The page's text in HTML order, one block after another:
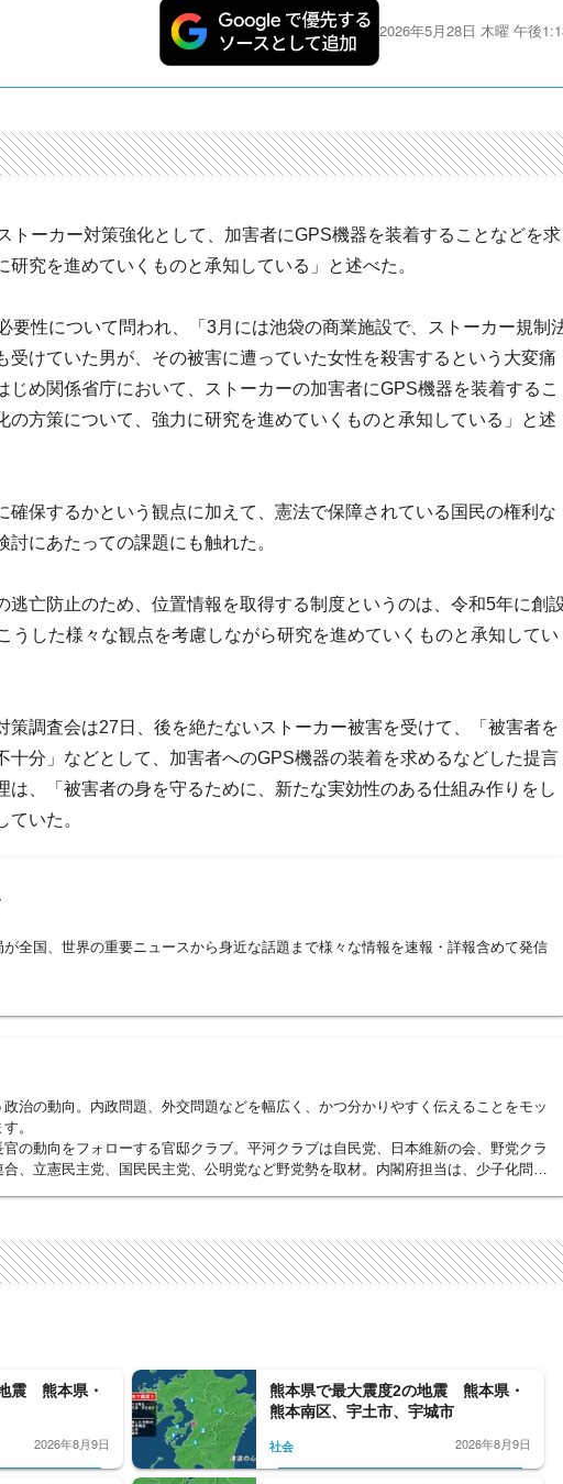
2026年5月28日 木曜 午後
トーカー対策強化として、加害者にGPS機器を装着することなどを求
究を進めていくものと承知している」と述べた。
要性について問われ、「3月には池袋の商業施設で、ストーカー規制
受けていた男が、その被害に遭っていた女性を殺害するという大変痛
じめ関係省庁において、ストーカーの加害者にGPS機器を装着するこ
の方策について、強力に研究を進めていくものと承知している」と述
確保するかという観点に加えて、憲法で保障されている国民の権利な
にあたっての課題にも触れた。
逃亡防止のため、位置情報を取得する制度というのは、令和5年に創
うした様々な観点を考慮しながら研究を進めていくものと承知してい
策調査会は27日、後を絶たないストーカー被害を受けて、「被害者を
十分」などとして、加害者へのGPS機器の装着を求めるなどした提言
は、「被害者の身を守るために、新たな実効性のある仕組み作りをし
いた。
が全国、世界の重要ニュースから身近な話題まで様々な情報を速報・詳報含めて発信
政治の動向。内政問題、外交問題などを幅広く、かつ分かりやすく伝えることをモッ
。
の動向をフォローする官邸クラブ。平河クラブは自民党、日本維新の会、野党クラ
合、立憲民主党、国民民主党、公明党など野党勢を取材。内閣府担当は、少子化問題
震 熊本県・
2026年8月9日
熊本県で最大震度2の地震 熊本県・
熊本南区、宇土市、宇城市
社会 2026年8月9日